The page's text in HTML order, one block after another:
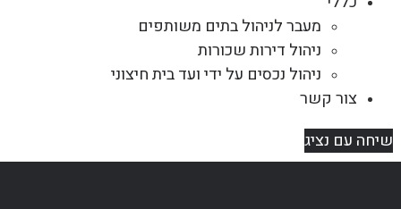
מעבר לניהול בתים משותפים
ניהול דירות שכורות
ניהול נכסים על ידי ועד בית חיצוני
צור קשר
שיחה עם נציג